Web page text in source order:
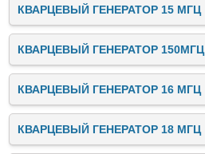
КВАРЦЕВЫЙ ГЕНЕРАТОР 15 МГЦ
КВАРЦЕВЫЙ ГЕНЕРАТОР 150МГЦ
КВАРЦЕВЫЙ ГЕНЕРАТОР 16 МГЦ
КВАРЦЕВЫЙ ГЕНЕРАТОР 18 МГЦ